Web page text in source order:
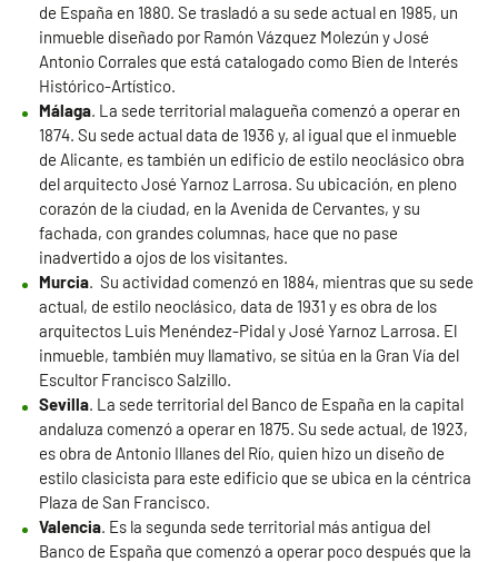
de España en 1880. Se trasladó a su sede actual en 1985, un
inmueble diseñado por Ramón Vázquez Molezún y José
Antonio Corrales que está catalogado como Bien de Interés
Histórico-Artístico.
Málaga. La sede territorial malagueña comenzó a operar en
1874. Su sede actual data de 1936 y, al igual que el inmueble
de Alicante, es también un edificio de estilo neoclásico obra
del arquitecto José Yarnoz Larrosa. Su ubicación, en pleno
corazón de la ciudad, en la Avenida de Cervantes, y su
fachada, con grandes columnas, hace que no pase
inadvertido a ojos de los visitantes.
Murcia. Su actividad comenzó en 1884, mientras que su sede
actual, de estilo neoclásico, data de 1931 y es obra de los
arquitectos Luis Menéndez-Pidal y José Yarnoz Larrosa. El
inmueble, también muy llamativo, se sitúa en la Gran Vía del
Escultor Francisco Salzillo.
Sevilla. La sede territorial del Banco de España en la capital
andaluza comenzó a operar en 1875. Su sede actual, de 1923,
es obra de Antonio Illanes del Río, quien hizo un diseño de
estilo clasicista para este edificio que se ubica en la céntrica
Plaza de San Francisco.
Valencia. Es la segunda sede territorial más antigua del
Banco de España que comenzó a operar poco después que la